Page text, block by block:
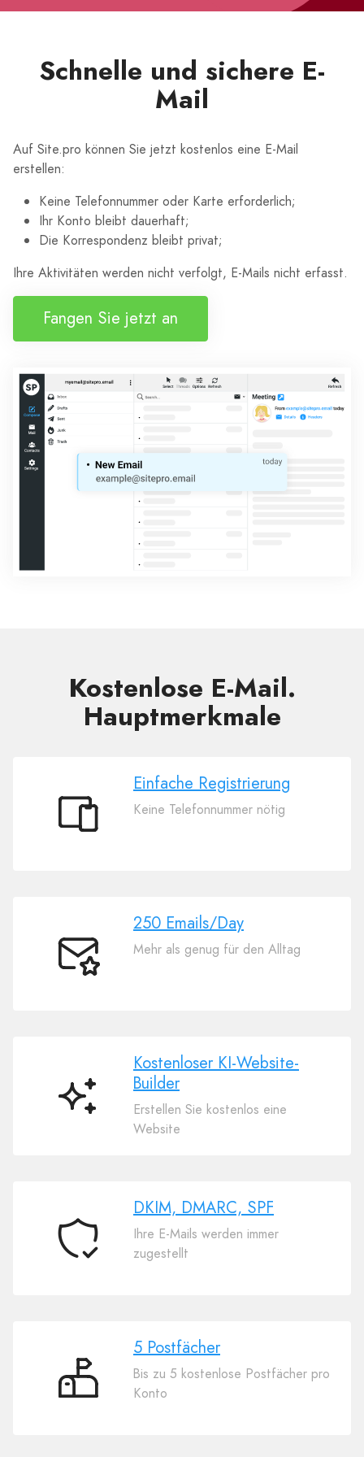
Schnelle und sichere E-
Mail
Auf Site.pro können Sie jetzt kostenlos eine E-Mail
erstellen:
Keine Telefonnummer oder Karte erforderlich;
Ihr Konto bleibt dauerhaft;
Die Korrespondenz bleibt privat;
Ihre Aktivitäten werden nicht verfolgt, E-Mails nicht erfasst.
Fangen Sie jetzt an
Kostenlose E-Mail.
Hauptmerkmale
Einfache
Einfache Registrierung
Keine Telefonnummer nötig
250
Emails/Day
250 Emails/Day
Mehr als genug für den Alltag
Kostenloser
Kostenloser KI-Website-
Builder
Erstellen Sie kostenlos eine
Website
DKIM,
DKIM, DMARC, SPF
Ihre E-Mails werden immer
zugestellt
5 Postfächer
Bis zu 5 kostenlose Postfächer pro
Konto